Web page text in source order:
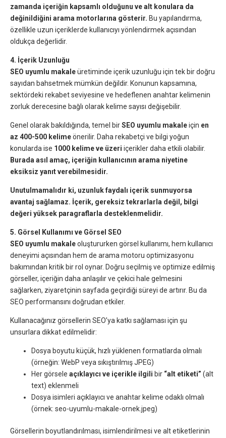
zamanda içeriğin kapsamlı olduğunu ve alt konulara da
değinildiğini arama motorlarına gösterir. Bu yapılandırma,
özellikle uzun içeriklerde kullanıcıyı yönlendirmek açısından
oldukça değerlidir.
4. İçerik Uzunluğu
SEO uyumlu makaleüretiminde içerik uzunluğu için tek bir doğru
sayıdan bahsetmek mümkün değildir. Konunun kapsamına,
sektördeki rekabet seviyesine ve hedeflenen anahtar kelimenin
zorluk derecesine bağlı olarak kelime sayısı değişebilir.
Genel olarak bakıldığında, temel birSEO uyumlu makaleiçin en
az 400-500 kelimeönerilir. Daha rekabetçi ve bilgi yoğun
konularda ise 1000 kelime ve üzeri içerikler daha etkili olabilir.
Burada asıl amaç, içeriğin kullanıcının arama niyetine
eksiksiz yanıt verebilmesidir.
Unutulmamalıdır ki, uzunluk faydalı içerik sunmuyorsa
avantaj sağlamaz. İçerik, gereksiz tekrarlarla değil, bilgi
değeri yüksek paragraflarla desteklenmelidir.
5. Görsel Kullanımı ve Görsel SEO
SEO uyumlu makaleoluştururken görsel kullanımı, hem kullanıcı
deneyimi açısından hem de arama motoru optimizasyonu
bakımından kritik bir rol oynar. Doğru seçilmiş ve optimize edilmiş
görseller, içeriğin daha anlaşılır ve çekici hale gelmesini
sağlarken, ziyaretçinin sayfada geçirdiği süreyi de artırır. Bu da
SEO performansını doğrudan etkiler.
Kullanacağınız görsellerin SEO’ya katkı sağlaması için şu
unsurlara dikkat edilmelidir:
Dosya boyutu küçük, hızlı yüklenen formatlarda olmalı
(örneğin: WebP veya sıkıştırılmış JPEG)
Her görsele açıklayıcı ve içerikle ilgili bir “alt etiketi” (alt
text) eklenmeli
Dosya isimleri açıklayıcı ve anahtar kelime odaklı olmalı
(örnek: seo-uyumlu-makale-ornek.jpeg)
Görsellerin boyutlandırılması, isimlendirilmesi ve alt etiketlerinin